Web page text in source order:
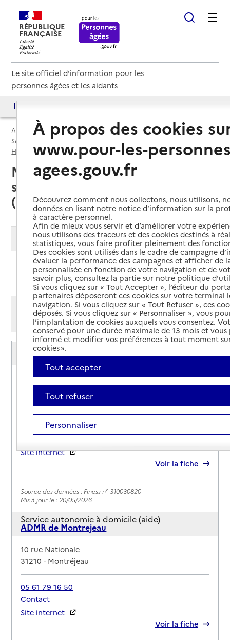
RÉPUBLIQUE
FRANÇAISE
Le site officiel d'information pour les
personnes âgées et les aidants
Accueil
Espace annuaire
Services autonomie à domicile (aide) par département
Haute-Garonne (31)
Service autonomie à domicile (aide)
Montréjeau (31210) : liste des 4
services autonomie à domicile
(aide)
Modifier ma recherche
Ajouter cette recherche aux favoris
Afficher les résultats par:
Mode liste
Mode carte
Service autonomie à domicile (aide)
ADMR de Luchon
Adresse
10 rue Nationale - Maison des services du
Comminges
Montréjeau
05 61 79 16 50
Site internet
Voir la fiche
Source des données : Finess n° 310030820
Mis à jour le : 20/05/2026
Service autonomie à domicile (aide)
ADMR de Montrejeau
Adresse
10 rue Nationale
31210-Montréjeau
05 61 79 16 50
Contact
Site internet
Voir la fiche
À propos des cookies
www.pour-les-
agees.gouv.fr
Découvrez comment nous collectons, nous utilisons,
données en lisant notre notice d’information sur la
à caractère personnel.
Afin de mieux vous servir et d’améliorer votre
nous utilisons des traceurs et des cookies destinés à
statistiques, vous faire profiter pleinement des
Des cookies sont utilisés dans le cadre de campagne
évaluer la performance des campagnes et afficher de
personnalisée en fonction de votre navigation et de
savoir plus, consultez la partie sur notre politique
Si vous cliquez sur « Tout Accepter », l’éditeur du
partenaires déposeront ces cookies sur votre terminal
navigation. Si vous cliquez sur « Tout Refuser », ces
déposés. Si vous cliquez sur « Personnaliser », vous
l’implantation de cookies auxquels vous consentez.
conservé pour une durée maximale de 13 mois et
informé et modifier vos préférences à tout moment
cookies ».
Tout accepter
Tout refuser
Personnaliser